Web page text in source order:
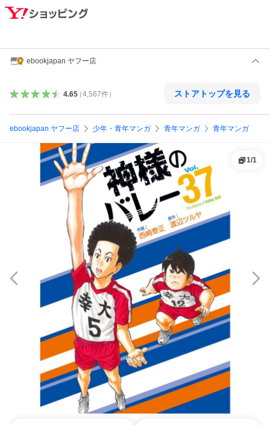
ebookjapan ヤフー店
4.65（4,567件） ストアトップを見る
ebookjapan ヤフー店 少年・青年マンガ 青年マンガ 青年マンガ
1/1